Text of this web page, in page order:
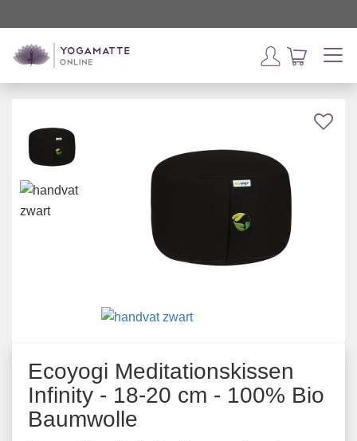
Ecoyogi Meditationskissen
Infinity - 18-20 cm - 100% Bio
Baumwolle